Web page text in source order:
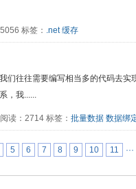
标签： .net 缓存
们往往需要编写相当多的代码去
，我......
读：2714 标签： 批量数据 数据绑
5 6 7 8 9 10 11 ···